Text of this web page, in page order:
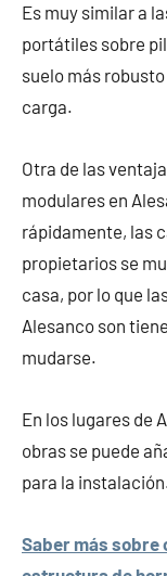
Es muy similar a
portátiles sobre
suelo más
carga.
Otra de las
modulares en
rápidamente, las
propietarios se
casa, por lo que
Alesanco son
mudarse.
En los lugares de
obras se puede
para la
Saber más